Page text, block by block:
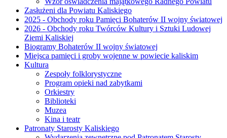
Zasłużeni dla Powiatu Kaliskiego
2025 - Obchody roku Pamięci Bohaterów II wojny światowej
2026 - Obchody roku Twórców Kultury i Sztuki Ludowej
Ziemi Kaliskiej
Biogramy Bohaterów II wojny światowej
Miejsca pamięci i groby wojenne w powiecie kaliskim
Kultura
Zespoły folklorystyczne
Program opieki nad zabytkami
Orkiestry
Biblioteki
Muzea
Kina i teatr
Patronaty Starosty Kaliskiego